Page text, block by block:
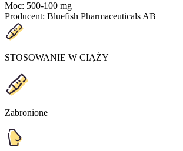
Moc: 500-100 mg
Producent: Bluefish Pharmaceuticals AB
STOSOWANIE W CIĄŻY
Zabronione